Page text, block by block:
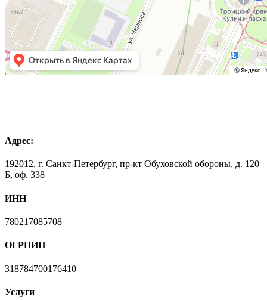
Адрес:
192012, г. Санкт-Петербург, пр-кт Обуховской обороны, д. 120
Б, оф. 338
ИНН
780217085708
ОГРНИП
318784700176410
Услуги